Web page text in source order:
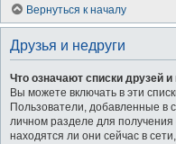
Вернуться к началу
Друзья и недруги
Что означают списки друзей и
Вы можете включать в эти
Пользователи, добавленные в
личном разделе для
находятся ли они сейчас в